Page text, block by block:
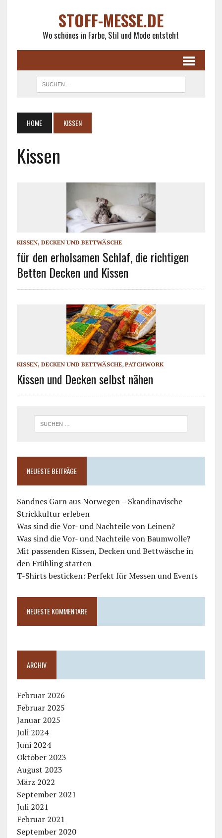
STOFF-MESSE.DE
Wo schönes in Farbe, Stil und Mode entsteht
HOME KISSEN
Kissen
KISSEN, DECKEN UND BETTWÄSCHE
für den erholsamen Schlaf, die richtigen
Betten Decken und Kissen
KISSEN, DECKEN UND BETTWÄSCHE, PATCHWORK
Kissen und Decken selbst nähen
NEUESTE BEITRÄGE
Sandnes Garn aus Norwegen – Skandinavische
Strickkultur erleben
Was sind die Vor- und Nachteile von Leinen?
Was sind die Vor- und Nachteile von Baumwolle?
Mit passenden Kissen, Decken und Bettwäsche in
den Frühling starten
T-Shirts besticken: Perfekt für Messen und Events
NEUESTE KOMMENTARE
ARCHIV
Februar 2026
Februar 2025
Januar 2025
Juli 2024
Juni 2024
Oktober 2023
August 2023
März 2022
September 2021
Juli 2021
Februar 2021
September 2020